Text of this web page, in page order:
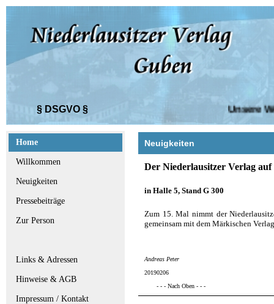
Home
Willkommen
Neuigkeiten
Pressebeiträge
Zur Person
Links & Adressen
Hinweise & AGB
Impressum / Kontakt
Unsere
§ DSGVO §
Neuigkeiten
Der Niederlausitzer Verlag auf
in Halle 5, Stand G 300
Zum 15. Mal nimmt der
gemeinsam mit dem Märkischen
Andreas Peter
20190206
- - - Nach Oben - - -